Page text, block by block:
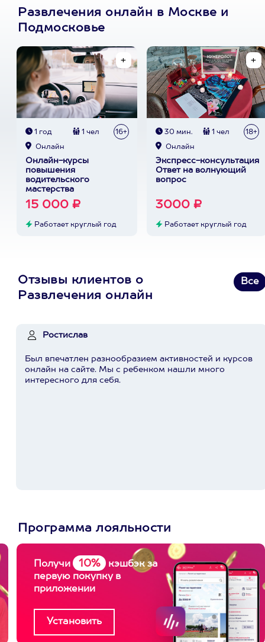
Развлечения онлайн в Москве и
Подмосковье
1 год 1 чел 16+
Онлайн
Онлайн-курсы
повышения
водительского
мастерства
15 000 ₽
Работает круглый год
30 мин. 1 чел 18+
Онлайн
Экспресс-консультация
Ответ на волнующий
вопрос
3000 ₽
Работает круглый год
Отзывы клиентов о
Развлечения онлайн
Все
Ростислав
Был впечатлен разнообразием активностей и курсов
онлайн на сайте. Мы с ребенком нашли много
интересного для себя.
Программа лояльности
Получи 10%
кэшбэк за
первую покупку в
приложении